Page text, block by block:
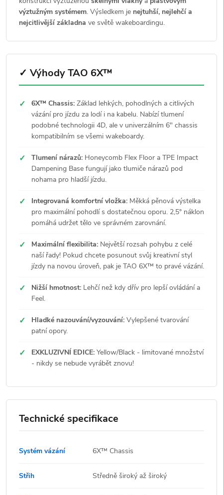
výztužným systémem. Výsledkem je nejtuhší, nejlehčí a
nejcitlivější základna ve světě wakeboardingu.
✓ Výhody TAO 6X™
✓ 6X™ Chassis: Základ lehkých, pohodlných a citlivých
vázání pro jízdu za lodí i na kabelu. Nabízí tlumení
podobné technologii 4D, ale v univerzálním 6" chassis
kompatibilním se všemi wakeboardy.
✓ Tlumení nárazů: Honeycomb Flex Floor a TPE Impact
Dampening Base fungují jako tlumiče nárazů pod
nohama pro hladší jízdu.
✓ Integrovaná komfortní vložka: Měkká pěnová výstelka
pro maximální pohodlí s dostatečnou oporu. 2,5° náklon
pomáhá udržet tělo ve správném zarovnání.
✓ Maximální flexibilita: Největší rozsah pohybu z celé
naší řady! Pokud chcete posunout svůj kreativní styl
jízdy na novou úroveň, pak je TAO 6X™ to pravé vázání.
✓ Nižší hmotnost: Lehčí než kdy dřív pro lepší ovládání a
Feel.
✓ Hladké nazouvání/vyzouvání: Vylepšené tvarování
patní opory.
✓ EXKLUZIVNÍ EDICE: Yellow/Black - limitované množství
- nikdy se nebude vyrábět znovu!
Technické specifikace
Systém vázání 6X™ Chassis
Střih Středně široký až široký